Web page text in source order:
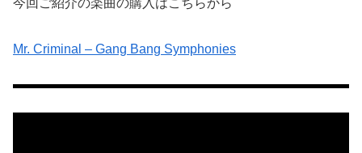
今回ご紹介の楽曲の購入はこちらから
Mr. Criminal – Gang Bang Symphonies